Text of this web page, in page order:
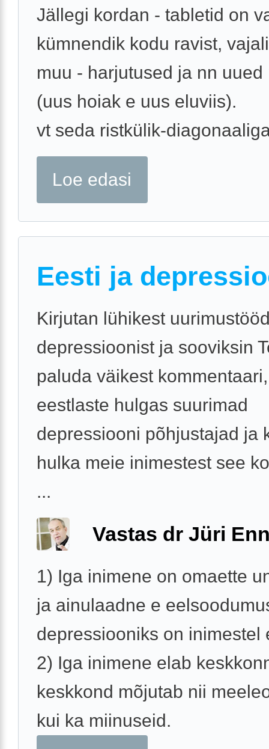
Jällegi kordan - tabletid on
kümnendik kodu ravist,
muu - harjutused ja nn uued
(uus hoiak e uus eluviis).
vt seda ristkülik-
Loe edasi
Eesti ja
Kirjutan lühikest
depressioonist ja sooviksin
paluda väikest
eestlaste hulgas suurimad
depressiooni põhjustajad ja
hulka meie inimestest see
...
Vastas dr Jüri
1) Iga inimene on omaette
ja ainulaadne e
depressiooniks on inimestel
2) Iga inimene elab
keskkond mõjutab nii
kui ka miinuseid.